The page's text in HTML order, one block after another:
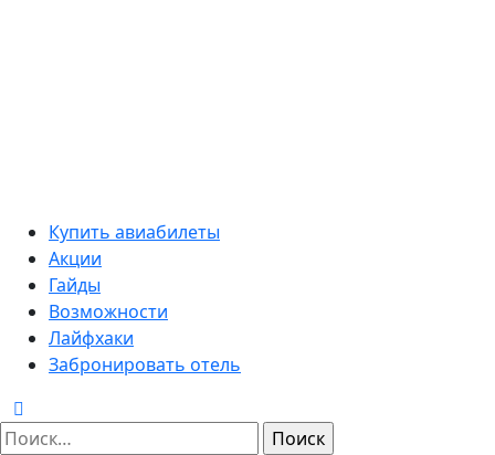
Primary
Menu
Купить авиабилеты
Акции
Гайды
Возможности
Лайфхаки
Забронировать отель
Найти: